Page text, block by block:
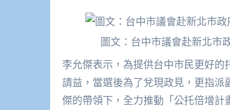
圖文：台中市議會赴新北市
李允傑表示，為提供台中市民更好
請益，當選後為了兌現政見，更指
傑的帶領下，全力推動「公托倍增